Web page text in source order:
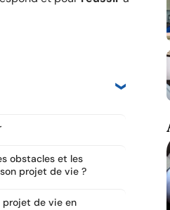
obstacles et les
projet de vie ?
de vie en